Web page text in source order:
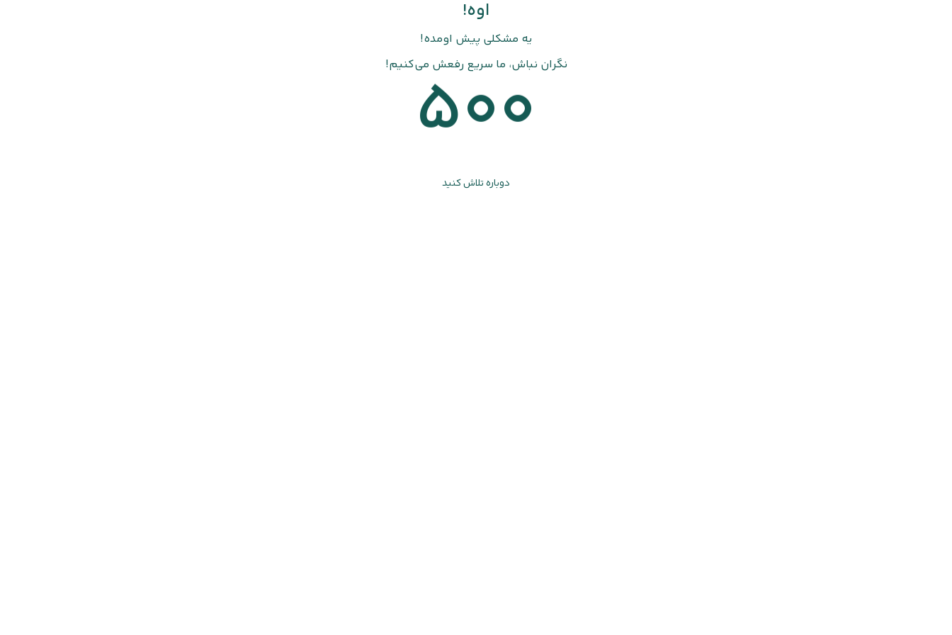
اوه!
یه مشکلی پیش اومده!
نگران نباش، ما سریع رفعش می‌کنیم!
500
دوباره تلاش کنید